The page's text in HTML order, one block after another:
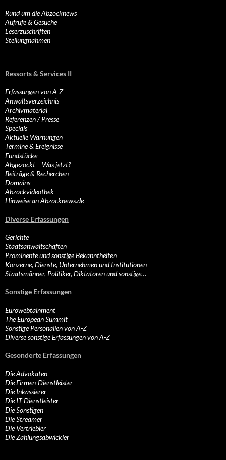
Rund um die Abzocknews
Aufrufe & Gesuche
Leserzuschriften
Stellungnahmen
Ressorts & Services II
Erfassungen von A-Z
Anwaltsverzeichnis
Archivmaterial
Referenzen / Presse
Specials
Aktuelle Warnungen
Termine & Ereignisse
Fundstücke
Abgezockt – Was jetzt?
Beiträge & Recherchen
Domains
Abzockvideothek
Hinweise an Abzocknews.de
Diverse Erfassungen
Gerichte
Staatsanwaltschaften
Prominente und sonstige Bekanntheiten
Konzerne, Dienste, Unternehmen und Institutionen
Staatsmänner, Politiker, Diktatoren und sonstige…
Sonstige Erfassungen
Eurowebtainment
The European Summit
Sonstige Personalien von A-Z
Diverse sonstige Erfassungen von A-Z
Gesonderte Erfassungen
Die Advokaten
Die Firmen-Dienstleister
Die Inkassierer
Die IT-Dienstleister
Die Sonstigen
Die Streamer
Die Vertriebler
Die Zahlungsabwickler